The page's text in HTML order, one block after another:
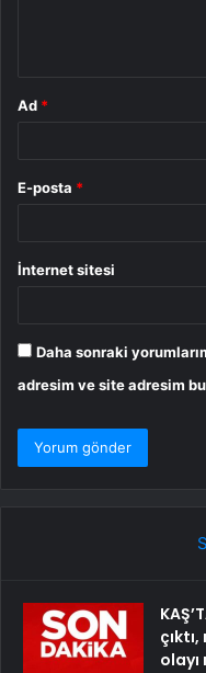
Ad *
E-posta *
İnternet sitesi
Daha sonraki
adresim ve site adresim
olayı